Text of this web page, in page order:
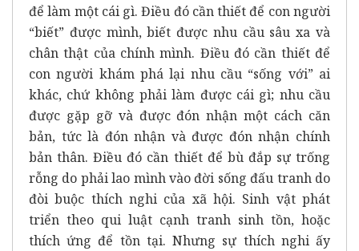
để làm một cái gì. Điều đó cần thiết để con người
“biết” được mình, biết được nhu cầu sâu xa và
chân thật của chính mình. Điều đó cần thiết để
con người khám phá lại nhu cầu “sống với” ai
khác, chứ không phải làm được cái gì; nhu cầu
được gặp gỡ và được đón nhận một cách căn
bản, tức là đón nhận và được đón nhận chính
bản thân. Điều đó cần thiết để bù đắp sự trống
rỗng do phải lao mình vào đời sống đấu tranh do
đòi buộc thích nghi của xã hội. Sinh vật phát
triển theo qui luật cạnh tranh sinh tồn, hoặc
thích ứng để tồn tại. Nhưng sự thích nghi ấy